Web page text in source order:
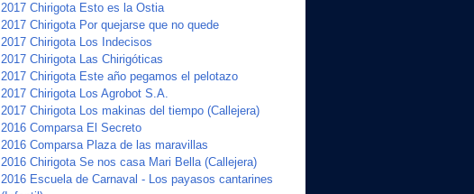
2017 Chirigota Esto es la Ostia
2017 Chirigota Por quejarse que no quede
2017 Chirigota Los Indecisos
2017 Chirigota Las Chirigóticas
2017 Chirigota Este año pegamos el pelotazo
2017 Chirigota Los Agrobot S.A.
2017 Chirigota Los makinas del tiempo (Callejera)
2016 Comparsa El Secreto
2016 Comparsa Plaza de las maravillas
2016 Chirigota Se nos casa Mari Bella (Callejera)
2016 Escuela de Carnaval - Los payasos cantarines